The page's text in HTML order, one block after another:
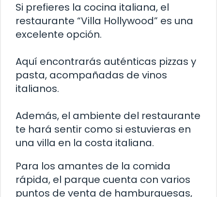
Si prefieres la cocina italiana, el
restaurante “Villa Hollywood” es una
excelente opción.
Aquí encontrarás auténticas pizzas y
pasta, acompañadas de vinos
italianos.
Además, el ambiente del restaurante
te hará sentir como si estuvieras en
una villa en la costa italiana.
Para los amantes de la comida
rápida, el parque cuenta con varios
puntos de venta de hamburguesas,